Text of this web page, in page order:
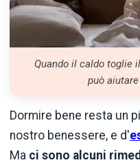
Quando il caldo toglie
può
Dormire bene resta un
nostro benessere, e d'
Ma ci sono alcuni